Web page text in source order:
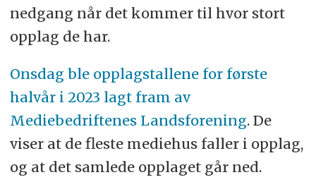
nedgang når det kommer til hvor stort
opplag de har.
Onsdag ble opplagstallene for første
halvår i 2023 lagt fram av
Mediebedriftenes Landsforening. De
viser at de fleste mediehus faller i opplag,
og at det samlede opplaget går ned.